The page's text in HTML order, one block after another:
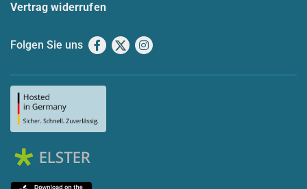
Vertrag widerrufen
Folgen Sie uns Facebook
X Instagram